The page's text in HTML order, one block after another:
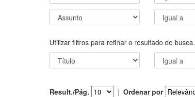
Utilizar filtros para refinar o resultado de busca.
Result./Pág. | Ordenar por